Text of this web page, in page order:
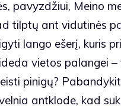
pavyzdžiui, Meino
tilptų ant vidutinės
lango ešerį, kuris
vietos palangei
pinigų?
antklode, kad